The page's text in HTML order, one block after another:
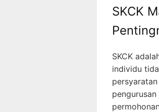
SKCK
SKCK
individu